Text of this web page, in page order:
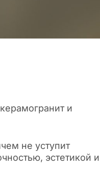
и
не уступит
эстетикой и